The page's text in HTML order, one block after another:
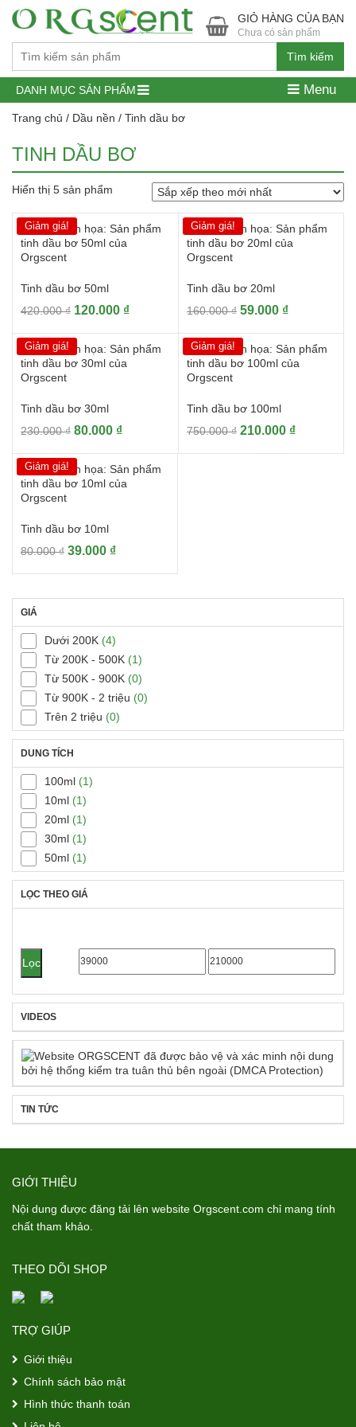
Tìm kiếm
GIỎ HÀNG CỦA BẠN
Chưa có sản phẩm
DANH MỤC SẢN PHẨM Menu
Trang chủ / Dầu nền / Tinh dầu bơ
TINH DẦU BƠ
Hiển thị 5 sản phẩm
Giảm giá!
Tinh dầu bơ 50ml
420.000₫ Giá
là:
420.000 ₫.
120.000 ₫Giá
tại
là:
120.000 ₫.
Giảm giá!
Tinh dầu bơ 20ml
160.000₫ Giá
là:
160.000 ₫.
59.000 ₫Giá
là:
Giảm giá!
Tinh dầu bơ 30ml
230.000₫ Giá
là:
230.000 ₫.
80.000 ₫Giá
là:
Giảm giá!
Tinh dầu bơ 100ml
750.000₫ Giá
210.000 ₫Giá
Giảm giá!
Tinh dầu bơ 10ml
80.000₫ Giá
80.000 ₫.
39.000 ₫Giá
là:
GIÁ
Dưới 200K (4)
Từ 200K - 500K (1)
Từ 500K - 900K (0)
Từ 900K - 2 triệu (0)
Trên 2 triệu (0)
DUNG TÍCH
100ml (1)
10ml (1)
20ml (1)
30ml (1)
50ml (1)
LỌC THEO GIÁ
Giá
thiểu
Giá
đa
Lọc
VIDEOS
TIN TỨC
GIỚI THIỆU
Nội dung được đăng tải lên website Orgscent.com chỉ mang tính
chất tham khảo.
THEO DÕI SHOP
TRỢ GIÚP
Giới thiệu
Chính sách bảo mật
Hình thức thanh toán